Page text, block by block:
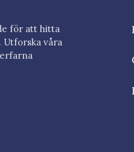
för att hitta
våra